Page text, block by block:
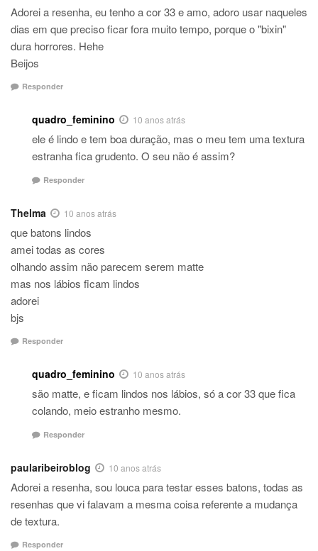
Adorei a resenha, eu tenho a cor 33 e amo, adoro usar naqueles
dias em que preciso ficar fora muito tempo, porque o "bixin"
dura horrores. Hehe
Beijos
Responder
quadro_feminino 10 anos atrás
ele é lindo e tem boa duração, mas o meu tem uma textura
estranha fica grudento. O seu não é assim?
Responder
Thelma 10 anos atrás
que batons lindos
amei todas as cores
olhando assim não parecem serem matte
mas nos lábios ficam lindos
adorei
bjs
Responder
quadro_feminino 10 anos atrás
são matte, e ficam lindos nos lábios, só a cor 33 que fica
colando, meio estranho mesmo.
Responder
paularibeiroblog 10 anos atrás
Adorei a resenha, sou louca para testar esses batons, todas as
resenhas que vi falavam a mesma coisa referente a mudança
de textura.
Responder